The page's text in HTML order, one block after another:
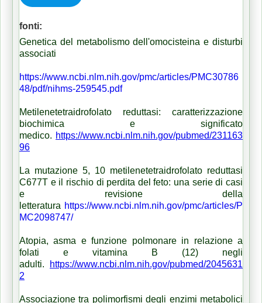
fonti:
Genetica del metabolismo dell'omocisteina e disturbi
associati
https://www.ncbi.nlm.nih.gov/pmc/articles/PMC30786
48/pdf/nihms-259545.pdf
Metilenetetraidrofolato reduttasi: caratterizzazione
biochimica e significato
medico. https://www.ncbi.nlm.nih.gov/pubmed/231163
96
La mutazione 5, 10 metilenetetraidrofolato reduttasi
C677T e il rischio di perdita del feto: una serie di casi
e revisione della
letteratura https://www.ncbi.nlm.nih.gov/pmc/articles/P
MC2098747/
Atopia, asma e funzione polmonare in relazione a
folati e vitamina B (12) negli
adulti.
https://www.ncbi.nlm.nih.gov/pubmed/2045631
2
Associazione tra polimorfismi degli enzimi metabolici